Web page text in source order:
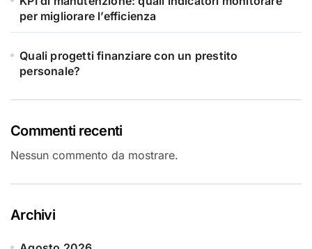
per migliorare l’efficienza
Quali progetti finanziare con un prestito
personale?
Commenti recenti
Nessun commento da mostrare.
Archivi